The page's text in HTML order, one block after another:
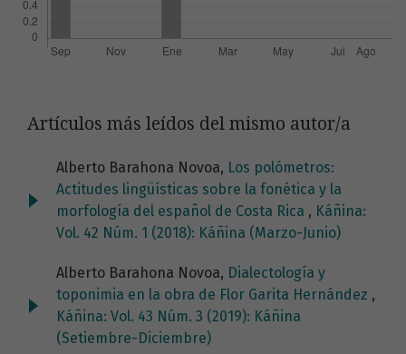
Artículos más leídos del mismo autor/a
Alberto Barahona Novoa, Los polómetros:
Actitudes lingüísticas sobre la fonética y la
morfología del español de Costa Rica , Káñina:
Vol. 42 Núm. 1 (2018): Káñina (Marzo-Junio)
Alberto Barahona Novoa, Dialectología y
toponimia en la obra de Flor Garita Hernández ,
Káñina: Vol. 43 Núm. 3 (2019): Káñina
(Setiembre-Diciembre)